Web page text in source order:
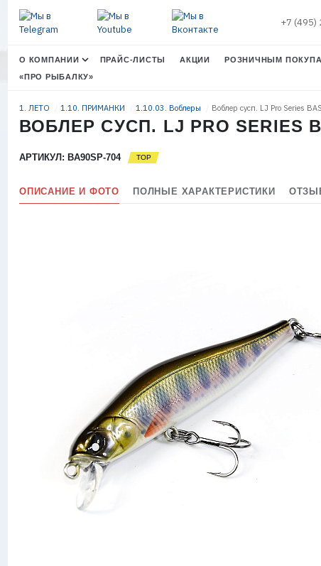
ПАРОЛЬ
+7 (495)
О КОМПАНИИ ПРАЙС-ЛИСТЫ АКЦИИ РОЗНИЧНЫМ
«ПРО РЫБАЛКУ»
1. ЛЕТО 1.10. ПРИМАНКИ 1.10.03. Воблеры Воблер сусп. LJ Pro Series
ВОБЛЕР СУСП. LJ PRO SERIES
АРТИКУЛ: BA90SP-704
ОПИСАНИЕ И ФОТО ПОЛНЫЕ ХАРАКТЕРИСТИКИ